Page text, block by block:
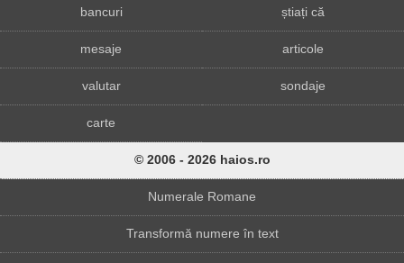
bancuri știați că
mesaje articole
valutar sondaje
carte
© 2006 - 2026 haios.ro
Numerale Romane
Transformă numere în text